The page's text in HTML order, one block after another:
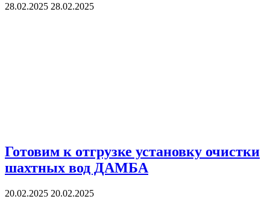
28.02.2025 28.02.2025
Готовим к отгрузке установку очистки
шахтных вод ДАМБА
20.02.2025 20.02.2025